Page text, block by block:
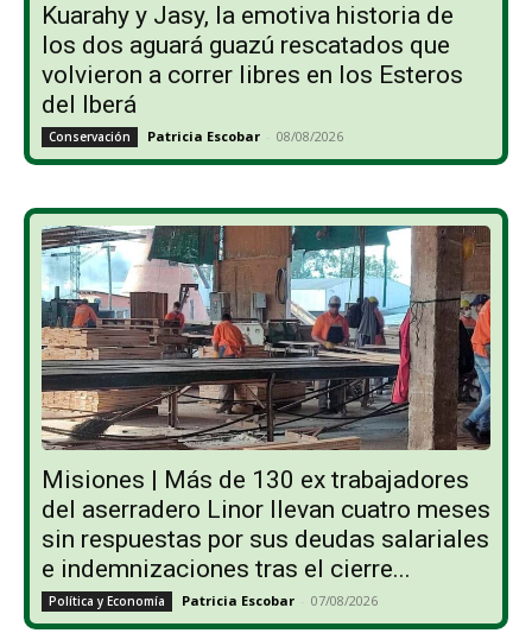
Kuarahy y Jasy, la emotiva historia de
los dos aguará guazú rescatados que
volvieron a correr libres en los Esteros
del Iberá
Conservación Patricia Escobar - 08/08/2026
Misiones | Más de 130 ex trabajadores
del aserradero Linor llevan cuatro meses
sin respuestas por sus deudas salariales
e indemnizaciones tras el cierre...
Política y Economía Patricia Escobar - 07/08/2026